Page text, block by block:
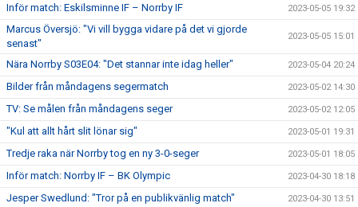
Inför match: Eskilsminne IF – Norrby IF 2023-05-05 19:32
Marcus Översjö: "Vi vill bygga vidare på det vi gjorde
senast"
2023-05-05 15:01
Nära Norrby S03E04: "Det stannar inte idag heller" 2023-05-04 20:24
Bilder från måndagens segermatch 2023-05-02 14:30
TV: Se målen från måndagens seger 2023-05-02 12:05
"Kul att allt hårt slit lönar sig" 2023-05-01 19:31
Tredje raka när Norrby tog en ny 3-0-seger 2023-05-01 18:05
Inför match: Norrby IF – BK Olympic 2023-04-30 18:18
Jesper Swedlund: "Tror på en publikvänlig match" 2023-04-30 13:51